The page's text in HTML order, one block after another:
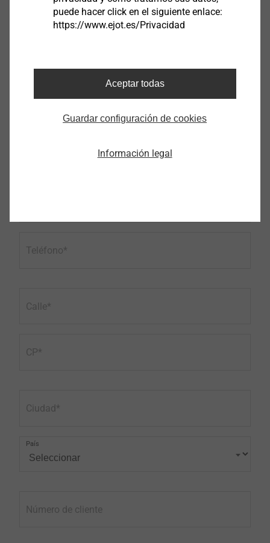
Apellido
Teléfono
Calle
CP
Ciudad
País
Número de cliente
puede hacer click en el siguiente enlace:
https://www.ejot.es/Privacidad
Aceptar todas
Guardar configuración de cookies
Información legal